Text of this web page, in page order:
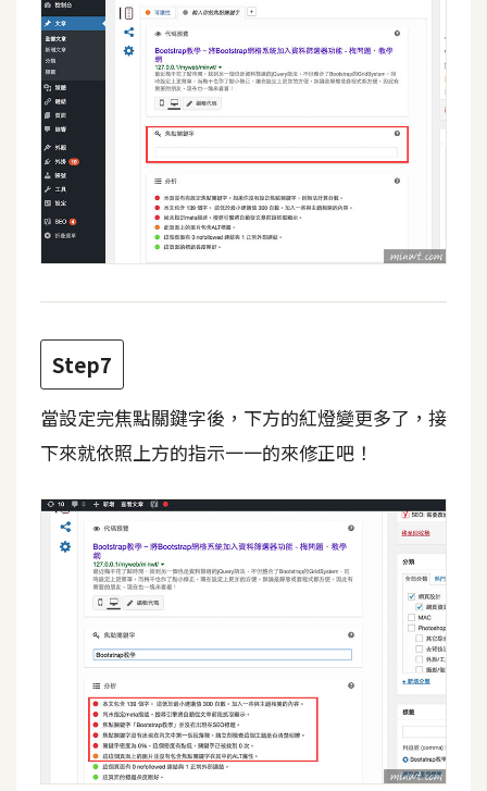
J
a
v
a
S
c
r
i
U
I
U
X
R
W
H
Step7
當設定完焦點關鍵字後，下方的紅燈變更多了，接
下來就依照上方的指示一一的來修正吧！